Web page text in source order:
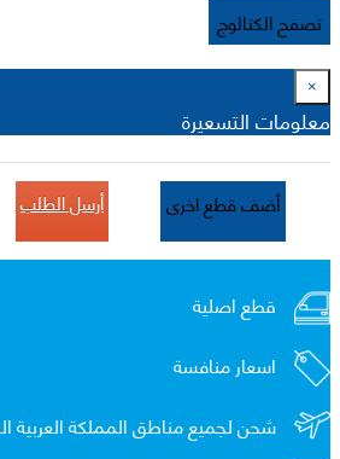
تصفح الكتالوج
×
معلومات التسعيرة
أضف قطع اخرى أرسل الطلب
قطع اصلية
اسعار منافسة
شحن لجميع مناطق المملكة العربية